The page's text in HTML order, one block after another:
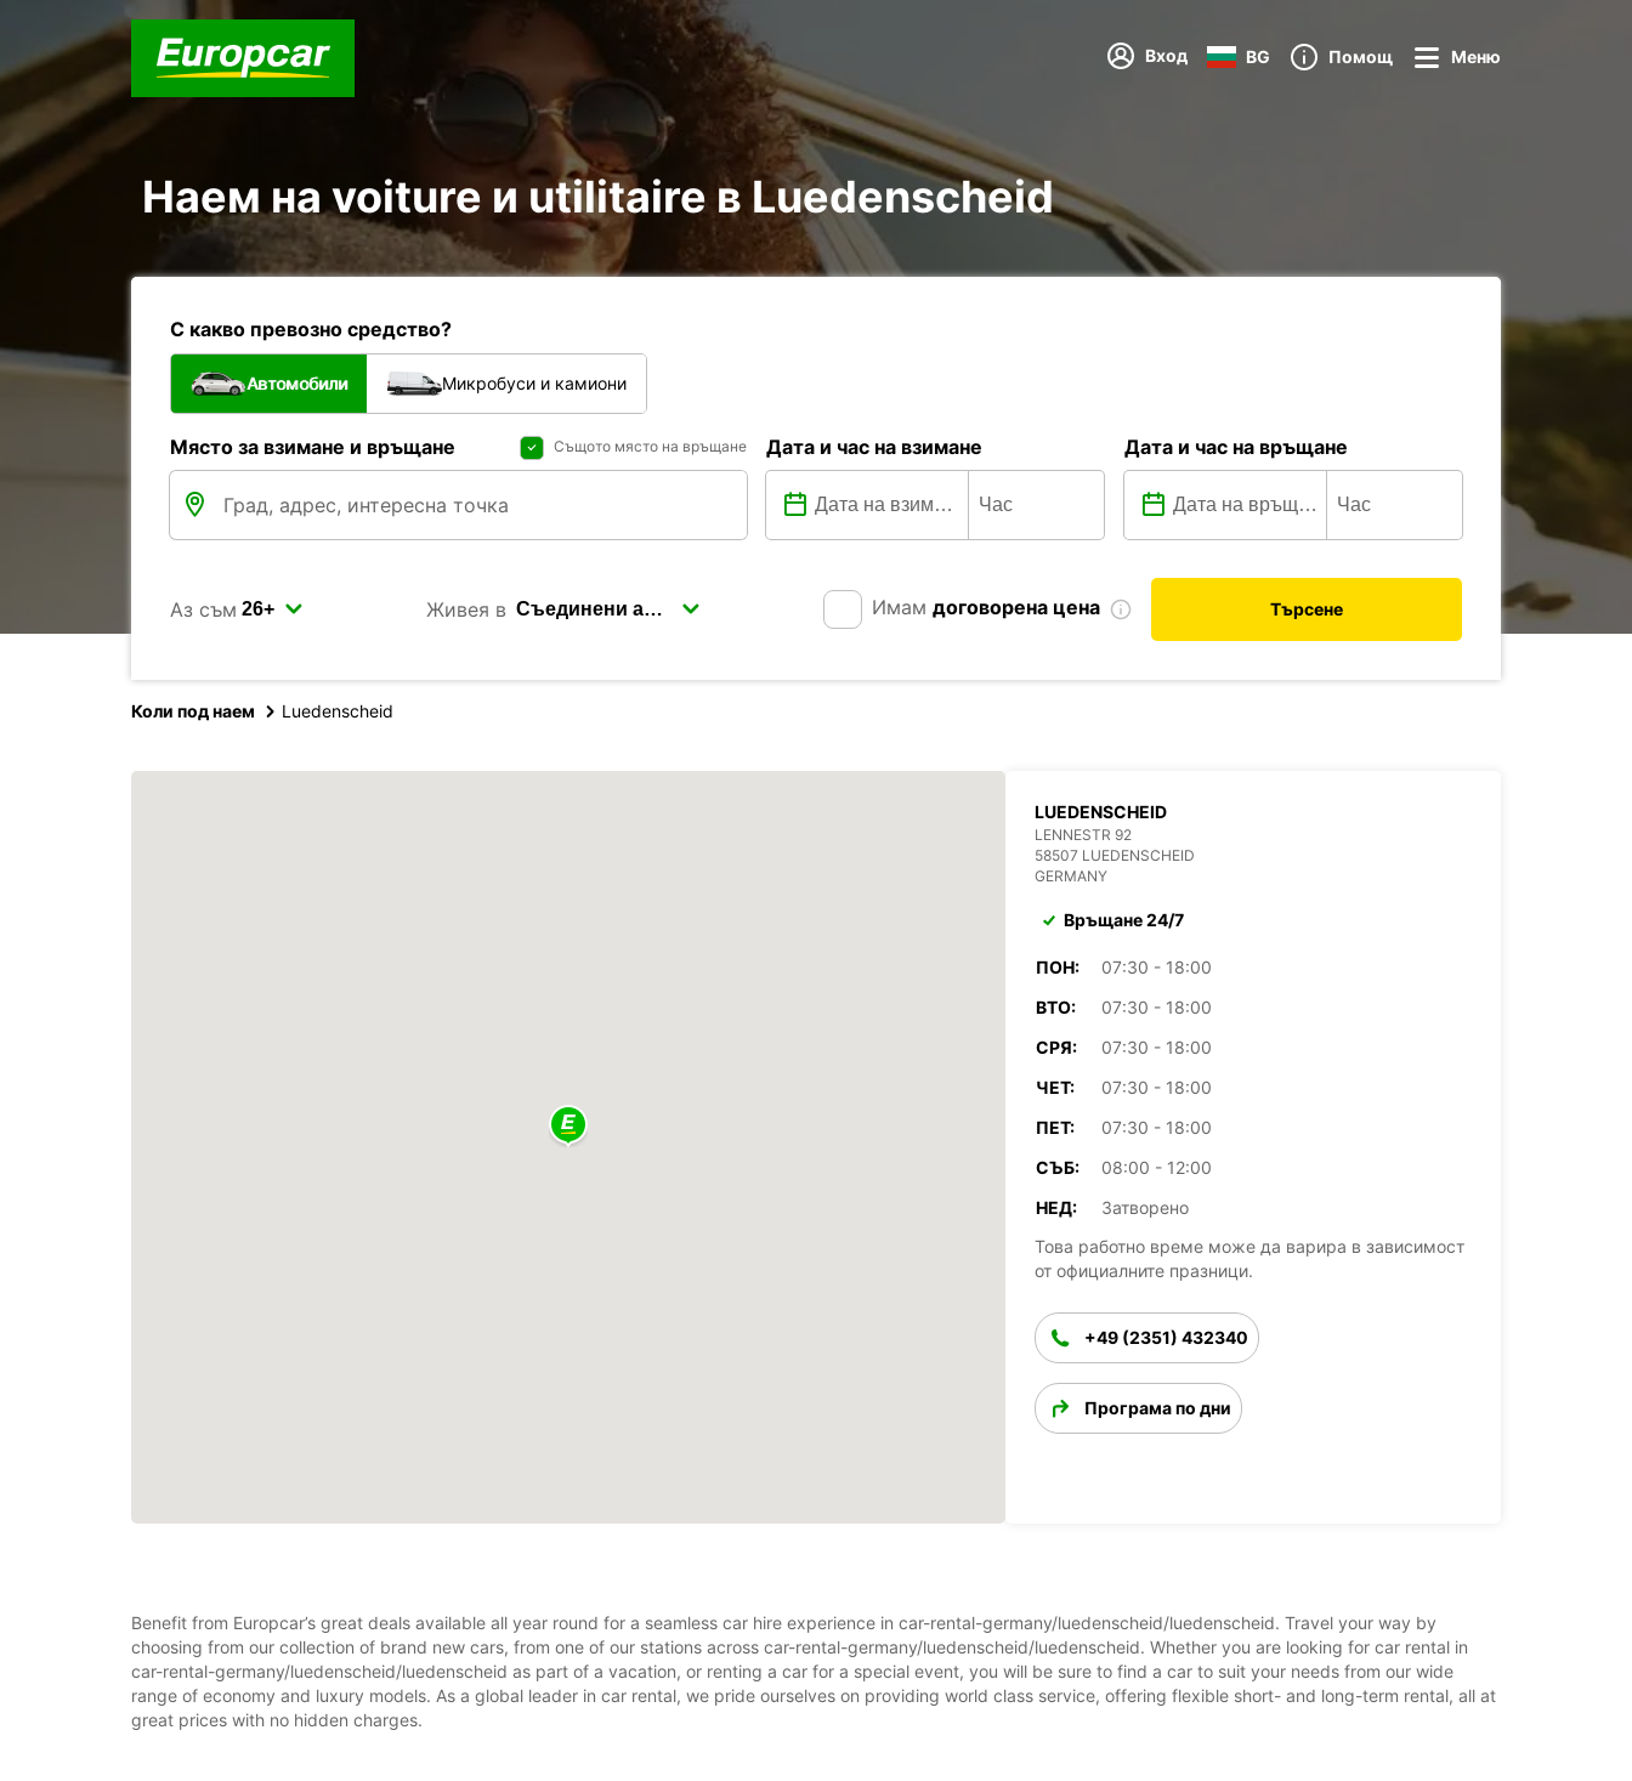
Вход BG Помощ Меню
Наем на voiture и utilitaire в Luedenscheid
С какво превозно средство?
Автомобили Микробуси и камиони
Място за взимане и връщане Същото място на връщане Дата и час на взимане Дата и час на връщане
Аз съм Живея в Имам договорена цена Търсене
Коли под наем Luedenscheid
LUEDENSCHEID
LENNESTR 92
58507 LUEDENSCHEID
GERMANY
Връщане 24/7
ПОН:
07:30 - 18:00
ВТО:
07:30 - 18:00
СРЯ:
07:30 - 18:00
ЧЕТ:
07:30 - 18:00
ПЕТ:
07:30 - 18:00
СЪБ:
08:00 - 12:00
НЕД:
Затворено
Това работно време може да варира в зависимост
от официалните празници.
+49 (2351) 432340
Програма по дни
Benefit from Europcar’s great deals available all year round for a seamless car hire experience in car-rental-germany/luedenscheid/luedenscheid. Travel your way by
choosing from our collection of brand new cars, from one of our stations across car-rental-germany/luedenscheid/luedenscheid. Whether you are looking for car rental in
car-rental-germany/luedenscheid/luedenscheid as part of a vacation, or renting a car for a special event, you will be sure to find a car to suit your needs from our wide
range of economy and luxury models. As a global leader in car rental, we pride ourselves on providing world class service, offering flexible short- and long-term rental, all at
great prices with no hidden charges.